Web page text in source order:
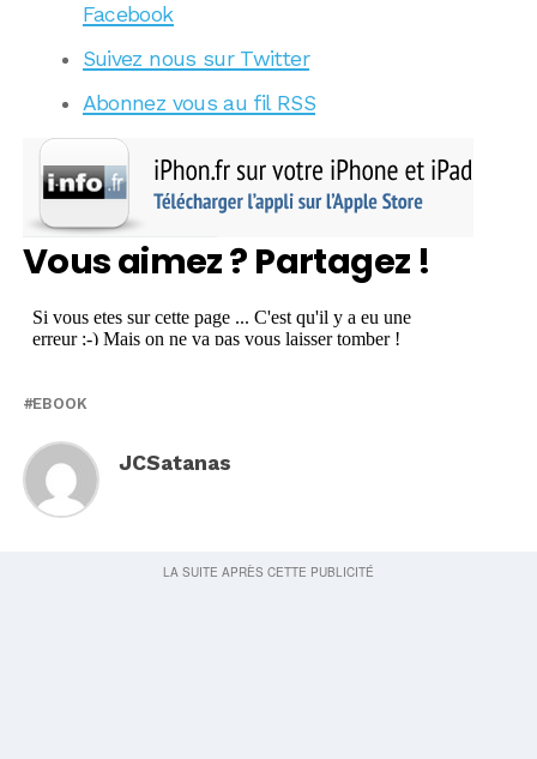
Facebook
Suivez nous sur Twitter
Abonnez vous au fil RSS
Vous aimez ? Partagez !
EBOOK
JCSatanas